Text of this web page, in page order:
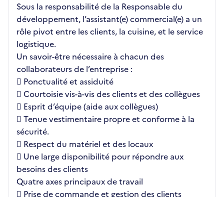
Sous la responsabilité de la Responsable du
développement, l’assistant(e) commercial(e) a un
rôle pivot entre les clients, la cuisine, et le service
logistique.
Un savoir-être nécessaire à chacun des
collaborateurs de l’entreprise :
 Ponctualité et assiduité
 Courtoisie vis-à-vis des clients et des collègues
 Esprit d’équipe (aide aux collègues)
 Tenue vestimentaire propre et conforme à la
sécurité.
 Respect du matériel et des locaux
 Une large disponibilité pour répondre aux
besoins des clients
Quatre axes principaux de travail
 Prise de commande et gestion des clients